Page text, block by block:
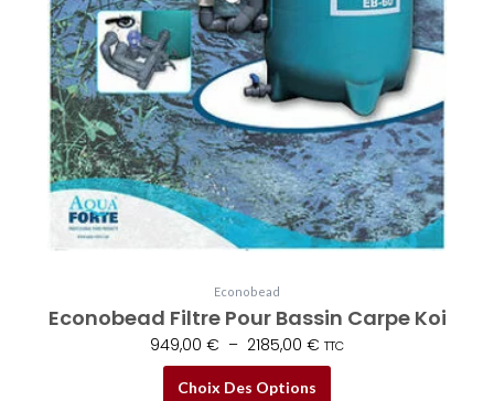
Econobead
Econobead Filtre Pour Bassin Carpe Koi
949,00 € – 2185,00 € TTC
Choix Des Options
produit